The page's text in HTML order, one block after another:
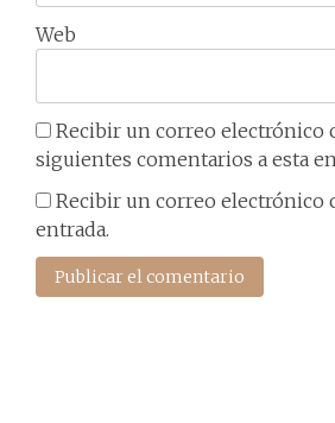
Web
Recibir un correo electrónico
siguientes comentarios a esta
Recibir un correo electrónico
entrada.